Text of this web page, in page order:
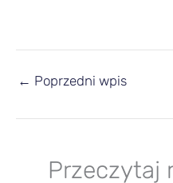
← Poprzedni wpis
Przeczytaj